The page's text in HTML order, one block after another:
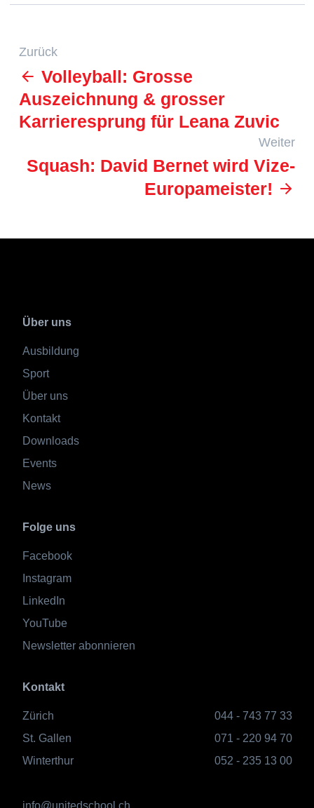
Zurück
Volleyball: Grosse
Auszeichnung & grosser
Karrieresprung für Leana Zuvic
Weiter
Squash: David Bernet wird Vize-
Europameister!
Über uns
Ausbildung
Sport
Über uns
Kontakt
Downloads
Events
News
Folge uns
Facebook
Instagram
LinkedIn
YouTube
Newsletter abonnieren
Kontakt
Zürich
044 - 743 77 33
St. Gallen
071 - 220 94 70
Winterthur
052 - 235 13 00
info@unitedschool.ch